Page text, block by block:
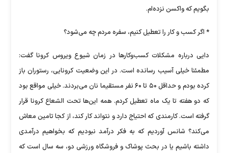
بگویم که واکسن نزده‌ام.
* اگر کسب و کار را تعطیل کنیم،‌ سفره مردم چه می‌شود؟
دایی درباره مشکلات کسب‌وکارها در زمان شیوع ویروس کرونا گفت:
مطمئنا خیلی آسیب رسانده است. در این وضعیت کرونایی، رستوران باز
کرده بودم و حداقل ۵۰ تا ۶۰ نفر مستقیما نان می‌بردند. خیلی مواقع بود
که دو هفته تا یک ماه تعطیل کردم. همه این‌ها تحت الشعاع کرونا قرار
گرفته است. کارمندی که احتیاج دارد و نتواند کار کند، از کجا تامین معاش
می‌کند؟ شانس آوردیم که به فکر درآمد نبودیم که بخواهیم درآمدی
داشته باشیم یا در بحث پوشاک و فروشگاه ورزشی دو، سه سال است که